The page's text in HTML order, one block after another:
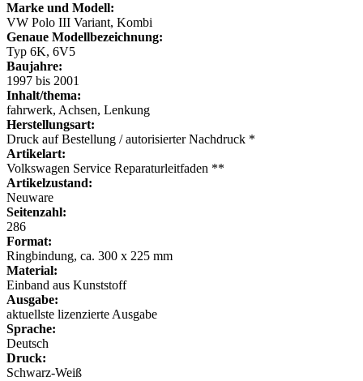
Marke und Modell:
VW Polo III Variant, Kombi
Genaue Modellbezeichnung:
Typ 6K, 6V5
Baujahre:
1997 bis 2001
Inhalt/thema:
fahrwerk, Achsen, Lenkung
Herstellungsart:
Druck auf Bestellung / autorisierter Nachdruck *
Artikelart:
Volkswagen Service Reparaturleitfaden **
Artikelzustand:
Neuware
Seitenzahl:
286
Format:
Ringbindung, ca. 300 x 225 mm
Material:
Einband aus Kunststoff
Ausgabe:
aktuellste lizenzierte Ausgabe
Sprache:
Deutsch
Druck:
Schwarz-Weiß